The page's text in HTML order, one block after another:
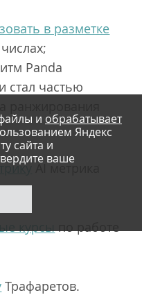
в разметке
Panda
и стал частью
AI метрика
курсыпо работе
Трафаретов.
и обрабатывает
Яндекс
сайта и
ваше